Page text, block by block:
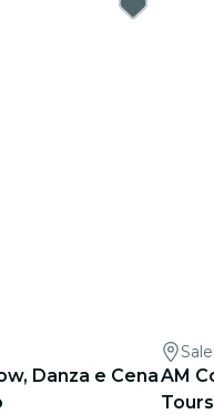
Danza e CenaAM
Tours